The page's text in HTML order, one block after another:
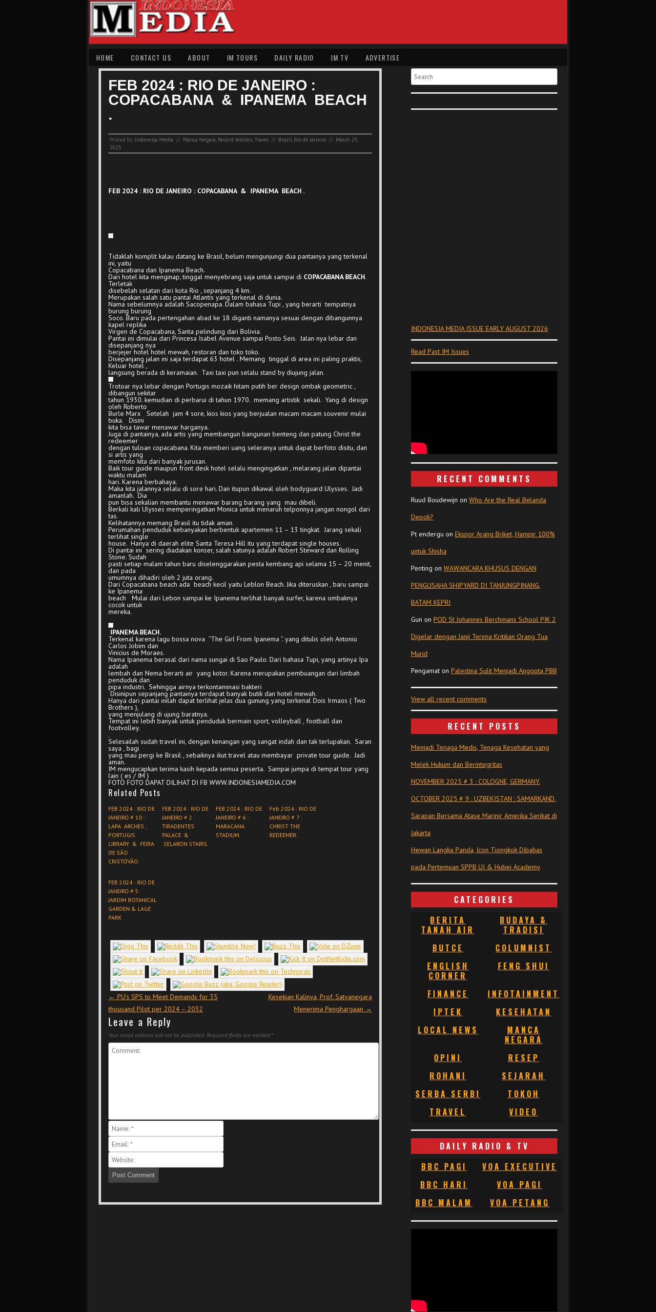
HOME CONTACT US ABOUT IM TOURS DAILY RADIO IM TV ADVERTISE
FEB 2024 : RIO DE JANEIRO :
COPACABANA & IPANEMA BEACH
.
Posted by: Indonesia Media // Manca Negara, Recent Articles,Travel // Brazil, Rio de Janeiro // March 23,
2025
FEB 2024 : RIO DE JANEIRO : COPACABANA & IPANEMA BEACH .
Tidaklah komplit kalau datang ke Brasil, belum mengunjungi dua pantainya yang terkenal
ini, yaitu
Copacabana dan Ipanema Beach.
Dari hotel kita menginap, tinggal menyebrang saja untuk sampai di COPACABANA BEACH.
Terletak
disebelah selatan dari kota Rio , sepanjang 4 km.
Merupakan salah satu pantai Atlantis yang terkenal di dunia.
Nama sebelumnya adalah Sacopenapa. Dalam bahasa Tupi , yang berarti tempatnya
burung burung
Soco. Baru pada pertengahan abad ke 18 diganti namanya sesuai dengan dibangunnya
kapel replika
Virgen de Copacabana, Santa pelindung dari Bolivia.
Pantai ini dimulai dari Princesa Isabel Avenue sampai Posto Seis. Jalan nya lebar dan
disepanjang nya
berjejer hotel hotel mewah, restoran dan toko toko.
Disepanjang jalan ini saja terdapat 63 hotel . Memang tinggal di area ini paling praktis,
Keluar hotel ,
langsung berada di keramaian. Taxi taxi pun selalu stand by diujung jalan.
Trotoar nya lebar dengan Portugis mozaik hitam putih ber design ombak geometric ,
dibangun sekitar
tahun 1930. kemudian di perbarui di tahun 1970. memang artistik sekali. Yang di design
oleh Roberto
Burle Marx Setelah jam 4 sore, kios kios yang berjualan macam macam souvenir mulai
buka. Disini
kita bisa tawar menawar harganya.
Juga di pantainya, ada artis yang membangun bangunan benteng dan patung Christ the
redeemer
dengan tulisan copacabana. Kita memberi uang seleranya untuk dapat berfoto disitu, dan
si artis yang
memfoto kita dari banyak jurusan.
Baik tour guide maupun front desk hotel selalu mengingatkan , melarang jalan dipantai
waktu malam
hari. Karena berbahaya.
Maka kita jalannya selalu di sore hari. Dan itupun dikawal oleh bodyguard Ulysses. Jadi
amanlah. Dia
pun bisa sekalian membantu menawar barang barang yang mau dibeli.
Berkali kali Ulysses memperingatkan Monica untuk menaruh telponnya jangan nongol dari
tas.
Kelihatannya memang Brasil itu tidak aman.
Perumahan penduduk kebanyakan berbentuk apartemen 11 – 13 tingkat. Jarang sekali
terlihat single
house. Hanya di daerah elite Santa Teresa Hill itu yang terdapat single houses.
Di pantai ini sering diadakan konser, salah satunya adalah Robert Steward dan Rolling
Stone. Sudah
pasti setiap malam tahun baru diselenggarakan pesta kembang api selama 15 – 20 menit,
dan pada
umumnya dihadiri oleh 2 juta orang.
Dari Copacabana beach ada beach kecil yaitu Leblon Beach. Jika diteruskan , baru sampai
ke Ipanema
beach Mulai dari Lebon sampai ke Ipanema terlihat banyak surfer, karena ombaknya
cocok untuk
mereka.
IPANEMA BEACH.
Terkenal karena lagu bossa nova “The Girl From Ipanema “. yang ditulis oleh Antonio
Carlos Jobim dan
Vinicius de Moraes.
Nama Ipanema berasal dari nama sungai di Sao Paulo. Dari bahasa Tupi, yang artinya Ipa
adalah
lembah dan Nema berarti air yang kotor. Karena merupakan pembuangan dari limbah
penduduk dan
pipa industri. Sehingga airnya terkontaminasi bakteri
Disinipun sepanjang pantainya terdapat banyak butik dan hotel mewah.
Hanya dari pantai inilah dapat terlihat jelas dua gunung yang terkenal Dois Irmaos ( Two
Brothers ),
yang menjulang di ujung baratnya.
Tempat ini lebih banyak untuk penduduk bermain sport, volleyball , football dan
footvolley.
.
Selesailah sudah travel ini, dengan kenangan yang sangat indah dan tak terlupakan. Saran
saya , bagi
yang mau pergi ke Brasil , sebaiknya ikut travel atau membayar private tour guide. Jadi
aman.
IM mengucapkan terima kasih kepada semua peserta. Sampai jumpa di tempat tour yang
lain ( es / IM )
FOTO FOTO DAPAT DILIHAT DI FB WWW.INDONESIAMEDIA.COM
Related Posts
FEB 2024 : RIO DE
JANEIRO # 10 :
LAPA ARCHES ,
PORTUGIS
LIBRARY & FEIRA
DE SÃO
CRISTÓVÃO.
FEB 2024 : RIO DE
JANEIRO # 2 :
TIRADENTES
PALACE &
SELARON STAIRS.
FEB 2024 : RIO DE
JANEIRO # 6 :
MARACANA
STADIUM.
Feb 2024 : RIO DE
JANEIRO # 7 :
CHRIST THE
REDEEMER.
FEB 2024 : RIO DE
JANEIRO # 5:
JARDIM BOTANICAL
GARDEN & LAGE
PARK
Post navigation
← PU’s SPS to Meet Demands for 35
thousand Pilot per 2024 – 2032
Kesekian Kalinya, Prof. Satyanegara
Menerima Penghargaan →
Leave a Reply
Your email address will not be published. Required fields are marked *
Search
INDONESIA MEDIA ISSUE EARLY AUGUST 2026
Read Past IM Issues
RECENT COMMENTS
Ruud Boudewijn on Who Are the Real Belanda
Depok?
Pt endergu on Ekspor Arang Briket, Hampir 100%
untuk Shisha
Penting on WAWANCARA KHUSUS DENGAN
PENGUSAHA SHIPYARD DI TANJUNGPINANG,
BATAM KEPRI
Gun on POD St Johannes Berchmans School PIK 2
Digelar dengan Janji Terima Kritikan Orang Tua
Murid
Pengamat on Palestina Sulit Menjadi Anggota PBB
View all recent comments
RECENT POSTS
Menjadi Tenaga Medis, Tenaga Kesehatan yang
Melek Hukum dan Berintegritas
NOVEMBER 2025 # 3 : COLOGNE, GERMANY.
OCTOBER 2025 # 9 : UZBEKISTAN : SAMARKAND.
Sarapan Bersama Atase Marinir Amerika Serikat di
Jakarta
Hewan Langka Panda, Icon Tiongkok Dibahas
pada Pertemuan SPPB UI & Hubei Academy
CATEGORIES
BERITA
TANAH AIR
BUDAYA &
TRADISI
BUTCE
COLUMNIST
ENGLISH
CORNER
FENG SHUI
FINANCE
INFOTAINMENT
IPTEK
KESEHATAN
LOCAL NEWS
MANCA
NEGARA
OPINI
RESEP
ROHANI
SEJARAH
SERBA SERBI
TOKOH
TRAVEL
VIDEO
DAILY RADIO & TV
BBC PAGI
VOA EXECUTIVE
BBC HARI
VOA PAGI
BBC MALAM
VOA PETANG